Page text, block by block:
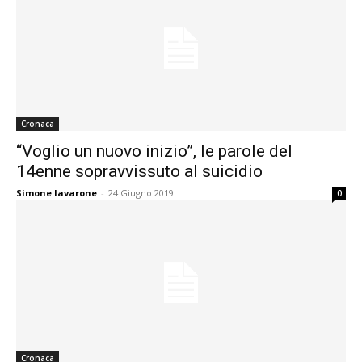
Cronaca
“Voglio un nuovo inizio”, le parole del
14enne sopravvissuto al suicidio
Simone Iavarone - 24 Giugno 2019 0
Cronaca